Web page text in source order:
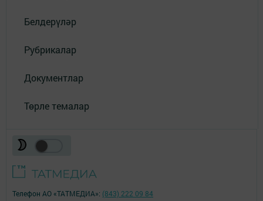
Белдерүләр
Рубрикалар
Документлар
Төрле темалар
Телефон АО «ТАТМЕДИА»: (843) 222 09 84